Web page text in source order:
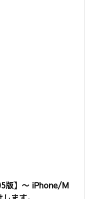
】 〜 iPhone/M